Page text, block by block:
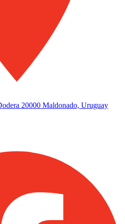
20000 Maldonado, Uruguay